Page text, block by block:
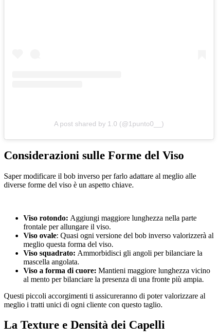
A post shared by 1.0 (@1punto0__)
Considerazioni sulle Forme del Viso
Saper modificare il bob inverso per farlo adattare al meglio alle
diverse forme del viso è un aspetto chiave.
Viso rotondo: Aggiungi maggiore lunghezza nella parte
frontale per allungare il viso.
Viso ovale: Quasi ogni versione del bob inverso valorizzerà al
meglio questa forma del viso.
Viso squadrato: Ammorbidisci gli angoli per bilanciare la
mascella angolata.
Viso a forma di cuore: Mantieni maggiore lunghezza vicino
al mento per bilanciare la presenza di una fronte più ampia.
Questi piccoli accorgimenti ti assicureranno di poter valorizzare al
meglio i tratti unici di ogni cliente con questo taglio.
La Texture e Densità dei Capelli